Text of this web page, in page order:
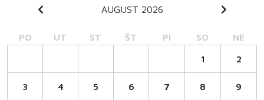
AUGUST 2026
PO UT ST ŠT PI SO NE
1 2
3 4 5 6 7 8 9